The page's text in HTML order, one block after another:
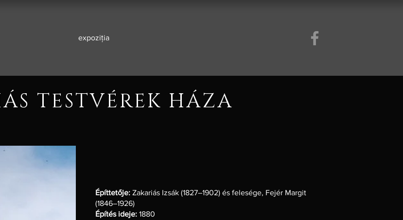
expoziția
TESTVÉREK HÁZA
Építtetője: Zakariás Izsák (1827–1902) és felesége, Fejér Margit
(1846–1926)
Építés ideje: 1880